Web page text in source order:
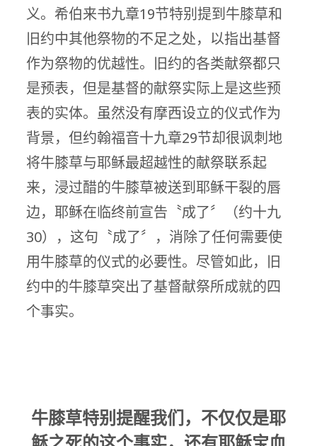
义。希伯来书九章19节特别提到牛膝草和
旧约中其他祭物的不足之处，以指出基督
作为祭物的优越性。旧约的各类献祭都只
是预表，但是基督的献祭实际上是这些预
表的实体。虽然没有摩西设立的仪式作为
背景，但约翰福音十九章29节却很讽刺地
将牛膝草与耶稣最超越性的献祭联系起
来，浸过醋的牛膝草被送到耶稣干裂的唇
边，耶稣在临终前宣告〝成了〞（约十九
30），这句〝成了〞，消除了任何需要使
用牛膝草的仪式的必要性。尽管如此，旧
约中的牛膝草突出了基督献祭所成就的四
个事实。
牛膝草特别提醒我们，不仅仅是耶